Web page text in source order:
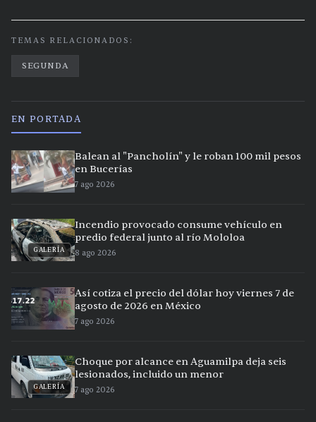
TEMAS RELACIONADOS:
SEGUNDA
EN PORTADA
Balean al "Pancholín" y le roban 100 mil pesos
en Bucerías
7 ago 2026
GALERÍA
Incendio provocado consume vehículo en
predio federal junto al río Mololoa
8 ago 2026
Así cotiza el precio del dólar hoy viernes 7 de
agosto de 2026 en México
7 ago 2026
GALERÍA
Choque por alcance en Aguamilpa deja seis
lesionados, incluido un menor
7 ago 2026